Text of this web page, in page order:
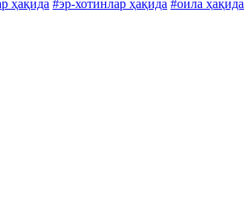
ҳақида #эр-хотинлар ҳақида #оила ҳақида